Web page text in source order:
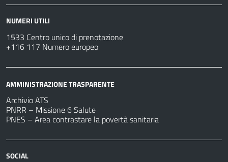
NUMERI UTILI
1533 Centro unico di prenotazione
+116 117 Numero europeo
AMMINISTRAZIONE TRASPARENTE
Archivio ATS
PNRR – Missione 6 Salute
PNES – Area contrastare la povertà sanitaria
SOCIAL